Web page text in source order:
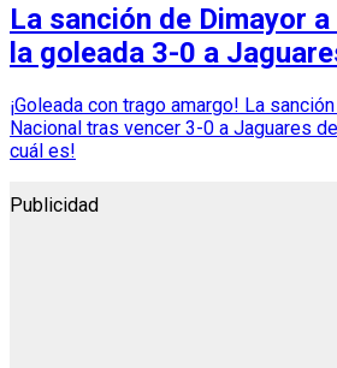
La sanción de Dimayor
la goleada 3-0 a
¡Goleada con trago amargo! La
Nacional tras vencer 3-0 a Jaguares
cuál es!
Publicidad